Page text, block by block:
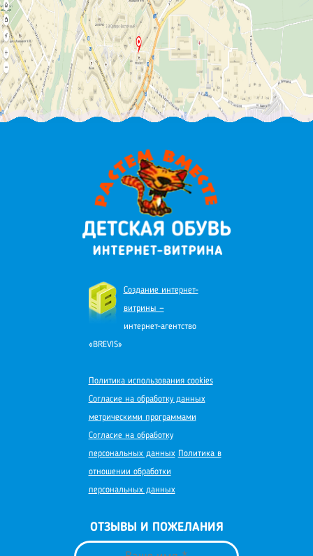
Создание интернет-
витрины —
интернет-агентство
«BREVIS»
Политика использования cookies
Согласие на обработку данных
метрическими программами
Согласие на обработку
персональных данных
Политика в
отношении обработки
персональных данных
ОТЗЫВЫ И ПОЖЕЛАНИЯ